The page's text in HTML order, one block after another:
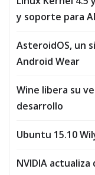
y soporte para
AsteroidOS, un
Android Wear
Wine libera su
desarrollo
Ubuntu 15.10
NVIDIA